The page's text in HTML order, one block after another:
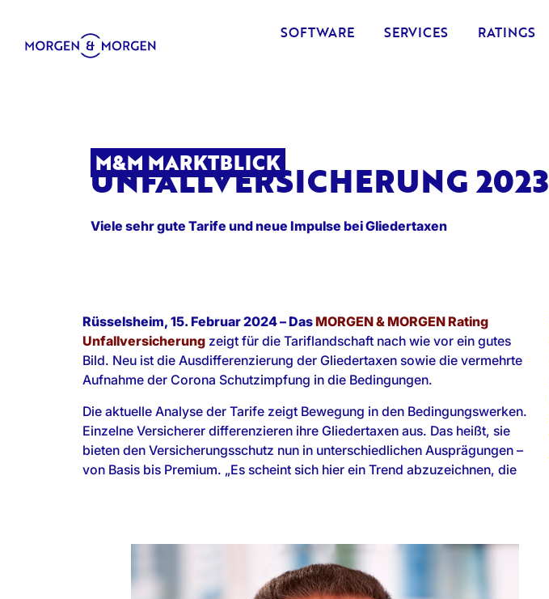
SOFTWARE SERVICES RATINGS
M&M MARKTBLICK
UNFALLVERSICHERUNG 2023
Viele sehr gute Tarife und neue Impulse bei Gliedertaxen
Rüsselsheim, 15. Februar 2024 – DasMORGEN & MORGEN Rating
Unfallversicherung zeigt für die Tariflandschaft nach wie vor ein gutes
Bild. Neu ist die Ausdifferenzierung der Gliedertaxen sowie die vermehrte
Aufnahme der Corona Schutzimpfung in die Bedingungen.
Die aktuelle Analyse der Tarife zeigt Bewegung in den Bedingungswerken.
Einzelne Versicherer differenzieren ihre Gliedertaxen aus. Das heißt, sie
bieten den Versicherungsschutz nun in unterschiedlichen Ausprägungen –
von Basis bis Premium. „Es scheint sich hier ein Trend abzuzeichnen, die